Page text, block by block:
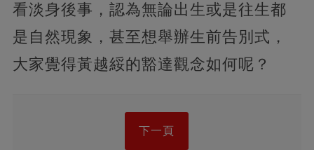
看淡身後事，認為無論出生或是往生都
是自然現象，甚至想舉辦生前告別式，
大家覺得黃越綏的豁達觀念如何呢？
下一頁